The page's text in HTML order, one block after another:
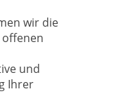
wir die
und
Ihrer